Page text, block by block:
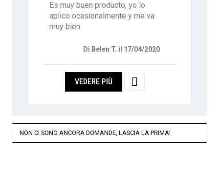
Es muy buen producto, yo lo
aplico ocasionalmente y me va
muy bien
Di Belen T. il 17/04/2020
VEDERE PIÙ 
NON CI SONO ANCORA DOMANDE, LASCIA LA PRIMA!